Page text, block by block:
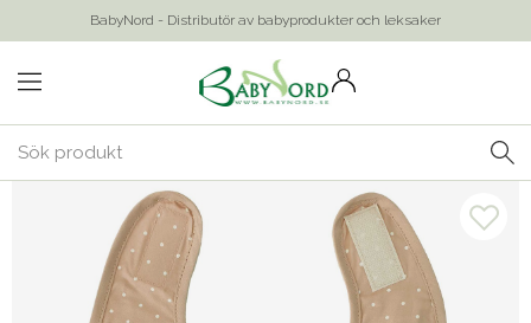
BabyNord - Distributör av babyprodukter och leksaker